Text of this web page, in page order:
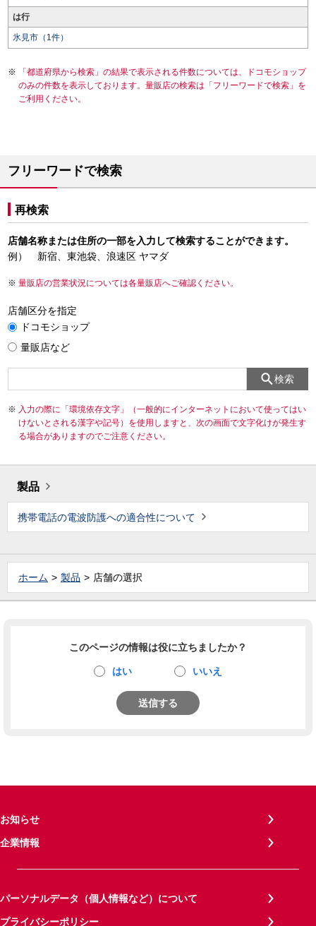
は行
氷見市（1件）
「都道府県から検索」の結果で表示される件数については、ドコモショップ
のみの件数を表示しております。量販店の検索は「フリーワードで検索」を
ご利用ください。
フリーワードで検索
再検索
店舗名称または住所の一部を入力して検索することができます。
例） 新宿、東池袋、浪速区 ヤマダ
量販店の営業状況については各量販店へご確認ください。
店舗区分を指定
ドコモショップ
量販店など
検索
入力の際に「環境依存文字」（一般的にインターネットにおいて使ってはい
けないとされる漢字や記号）を使用しますと、次の画面で文字化けが発生す
る場合がありますのでご注意ください。
製品
携帯電話の電波防護への適合性について
ホーム 製品 店舗の選択
このページの情報は役に立ちましたか？
はい いいえ
送信する
お知らせ
企業情報
パーソナルデータ（個人情報など）について
プライバシーポリシー